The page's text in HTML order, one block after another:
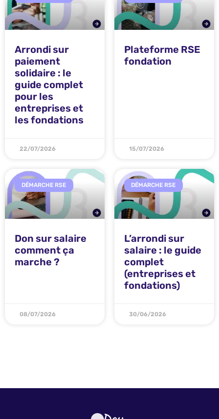
Arrondi sur
paiement
solidaire : le
guide complet
pour les
entreprises et
les fondations
22/07/2026
Plateforme RSE
fondation
15/07/2026
DÉMARCHE RSE
Don sur salaire
comment ça
marche ?
08/07/2026
DÉMARCHE RSE
L’arrondi sur
salaire : le guide
complet
(entreprises et
fondations)
30/06/2026